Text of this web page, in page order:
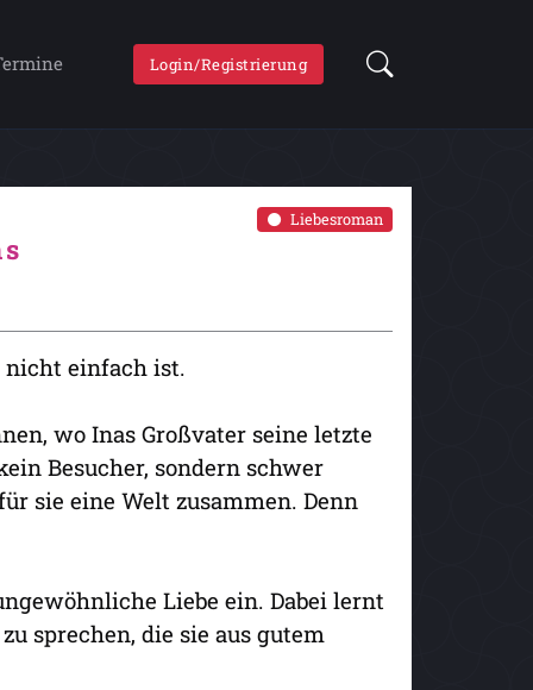
Login/Registrierung
Liebesroman
nicht einfach ist.
wo Inas Großvater seine letzte
Besucher, sondern schwer
sie eine Welt zusammen. Denn
Liebe ein. Dabei lernt
sprechen, die sie aus gutem